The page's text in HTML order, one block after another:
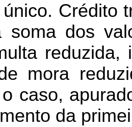
Crédito
soma dos
reduzida,
mora
caso,
da